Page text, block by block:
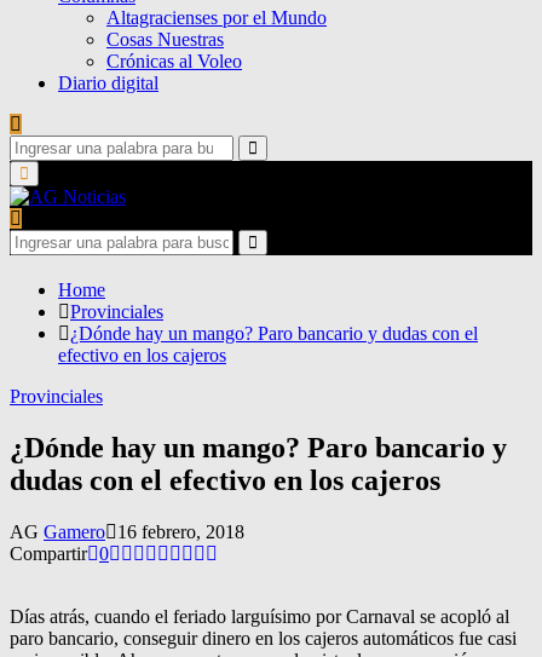
Altagracienses por el Mundo
Cosas Nuestras
Crónicas al Voleo
Diario digital
Search
for:
Search
Primary
Menu
Search
for:
Search
Home
Provinciales
¿Dónde hay un mango? Paro bancario y dudas con el
efectivo en los cajeros
Provinciales
¿Dónde hay un mango? Paro bancario y
dudas con el efectivo en los cajeros
AG Gamero
16 febrero, 2018
Compartir 0
Días atrás, cuando el feriado larguísimo por Carnaval se acopló al
paro bancario, conseguir dinero en los cajeros automáticos fue casi